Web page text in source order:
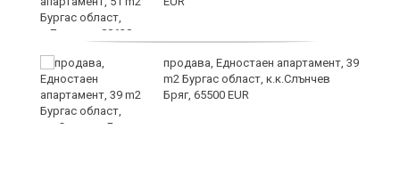
продава, Едностаен апартамент, 39
m2 Бургас област, к.к.Слънчев
Бряг, 65500 EUR